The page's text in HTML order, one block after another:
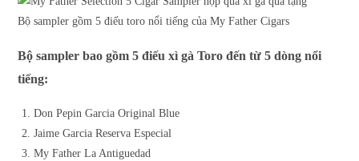
Bộ sampler gồm 5 điếu toro nổi tiếng của My Father Cigars
Bộ sampler bao gồm 5 điếu xì gà Toro đến từ 5 dòng nổi
tiếng:
Don Pepin Garcia Original Blue
Jaime Garcia Reserva Especial
My Father La Antiguedad